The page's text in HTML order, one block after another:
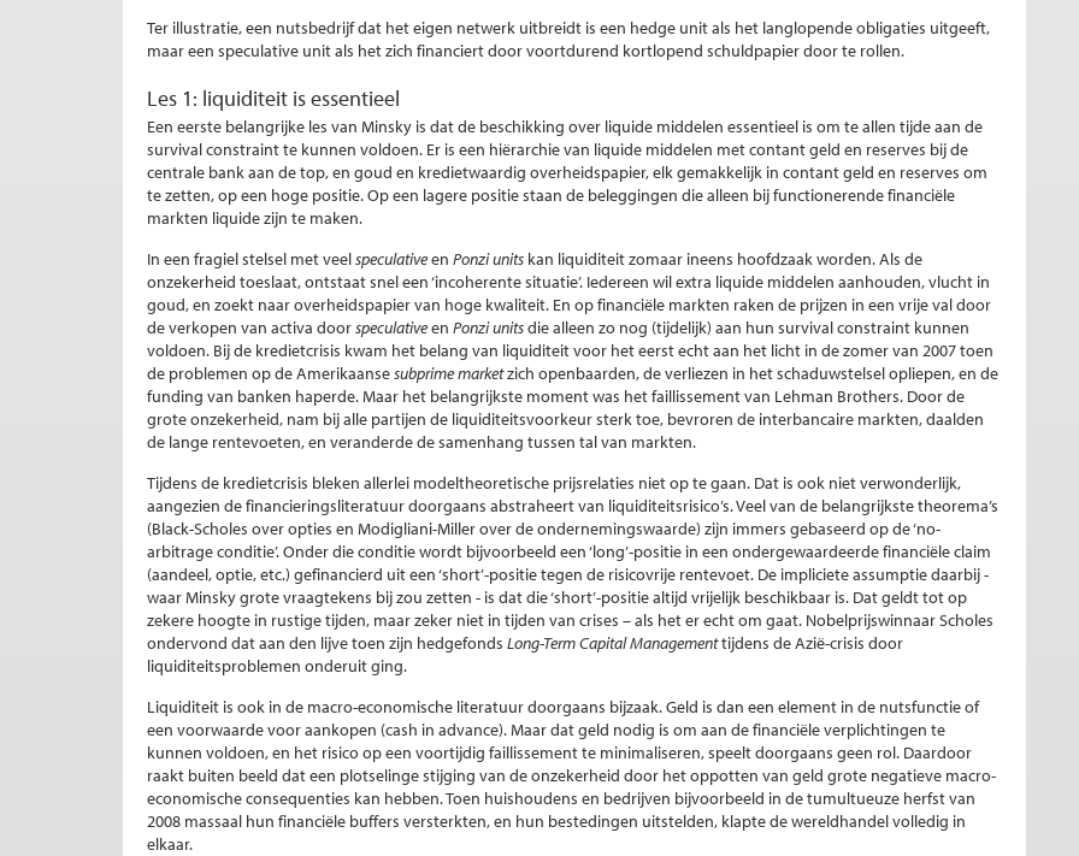
Ter illustratie, een nutsbedrijf dat het eigen netwerk uitbreidt is een hedge unit als het langlopende obligaties uitgeeft,
maar een speculative unit als het zich financiert door voortdurend kortlopend schuldpapier door te rollen.
Les 1: liquiditeit is essentieel
Een eerste belangrijke les van Minsky is dat de beschikking over liquide middelen essentieel is om te allen tijde aan de
survival constraint te kunnen voldoen. Er is een hiërarchie van liquide middelen met contant geld en reserves bij de
centrale bank aan de top, en goud en kredietwaardig overheidspapier, elk gemakkelijk in contant geld en reserves om
te zetten, op een hoge positie. Op een lagere positie staan de beleggingen die alleen bij functionerende financiële
markten liquide zijn te maken.
In een fragiel stelsel met veelspeculativeen Ponzi units kan liquiditeit zomaar ineens hoofdzaak worden. Als de
onzekerheid toeslaat, ontstaat snel een ‘incoherente situatie’. Iedereen wil extra liquide middelen aanhouden, vlucht in
goud, en zoekt naar overheidspapier van hoge kwaliteit. En op financiële markten raken de prijzen in een vrije val door
de verkopen van activa doorspeculativeen Ponzi unitsdie alleen zo nog (tijdelijk) aan hun survival constraint kunnen
voldoen. Bij de kredietcrisis kwam het belang van liquiditeit voor het eerst echt aan het licht in de zomer van 2007 toen
de problemen op de Amerikaansesubprime marketzich openbaarden, de verliezen in het schaduwstelsel opliepen, en de
funding van banken haperde. Maar het belangrijkste moment was het faillissement van Lehman Brothers. Door de
grote onzekerheid, nam bij alle partijen de liquiditeitsvoorkeur sterk toe, bevroren de interbancaire markten, daalden
de lange rentevoeten, en veranderde de samenhang tussen tal van markten.
Tijdens de kredietcrisis bleken allerlei modeltheoretische prijsrelaties niet op te gaan. Dat is ook niet verwonderlijk,
aangezien de financieringsliteratuur doorgaans abstraheert van liquiditeitsrisico’s. Veel van de belangrijkste theorema’s
(Black-Scholes over opties en Modigliani-Miller over de ondernemingswaarde) zijn immers gebaseerd op de ‘no-
arbitrage conditie’. Onder die conditie wordt bijvoorbeeld een ‘long’-positie in een ondergewaardeerde financiële claim
(aandeel, optie, etc.) gefinancierd uit een ‘short’-positie tegen de risicovrije rentevoet. De impliciete assumptie daarbij -
waar Minsky grote vraagtekens bij zou zetten - is dat die ‘short’-positie altijd vrijelijk beschikbaar is. Dat geldt tot op
zekere hoogte in rustige tijden, maar zeker niet in tijden van crises – als het er echt om gaat. Nobelprijswinnaar Scholes
ondervond dat aan den lijve toen zijn hedgefonds Long-Term Capital Managementtijdens de Azië-crisis door
liquiditeitsproblemen onderuit ging.
Liquiditeit is ook in de macro-economische literatuur doorgaans bijzaak. Geld is dan een element in de nutsfunctie of
een voorwaarde voor aankopen (cash in advance). Maar dat geld nodig is om aan de financiële verplichtingen te
kunnen voldoen, en het risico op een voortijdig faillissement te minimaliseren, speelt doorgaans geen rol. Daardoor
raakt buiten beeld dat een plotselinge stijging van de onzekerheid door het oppotten van geld grote negatieve macro-
economische consequenties kan hebben. Toen huishoudens en bedrijven bijvoorbeeld in de tumultueuze herfst van
2008 massaal hun financiële buffers versterkten, en hun bestedingen uitstelden, klapte de wereldhandel volledig in
elkaar.